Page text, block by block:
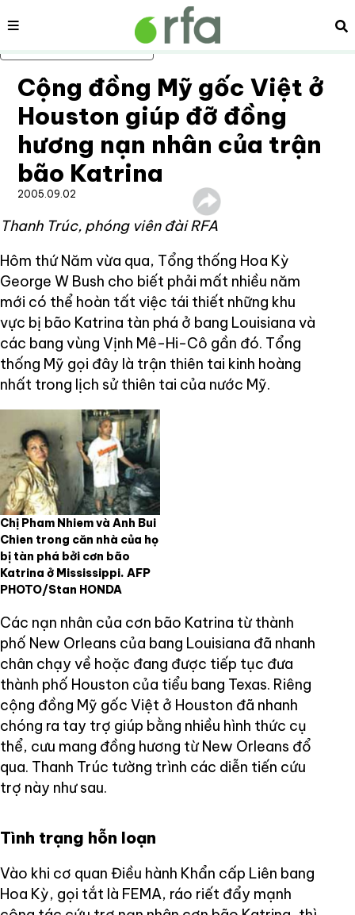
Bỏ qua nội dung chính
Nội dung
Cộng đồng Mỹ gốc Việt ở
Houston giúp đỡ đồng
hương nạn nhân của trận
bão Katrina
2005.09.02
Thanh Trúc, phóng viên đài RFA
Hôm thứ Năm vừa qua, Tổng thống Hoa Kỳ
George W Bush cho biết phải mất nhiều năm
mới có thể hoàn tất việc tái thiết những khu
vực bị bão Katrina tàn phá ở bang Louisiana và
các bang vùng Vịnh Mê-Hi-Cô gần đó. Tổng
thống Mỹ gọi đây là trận thiên tai kinh hoàng
nhất trong lịch sử thiên tai của nước Mỹ.
Chị Pham Nhiem và Anh Bui
Chien trong căn nhà của họ
bị tàn phá bởi cơn bão
Katrina ở Mississippi. AFP
PHOTO/Stan HONDA
Các nạn nhân của cơn bão Katrina từ thành
phố New Orleans của bang Louisiana đã nhanh
chân chạy về hoặc đang được tiếp tục đưa
thành phố Houston của tiểu bang Texas. Riêng
cộng đồng Mỹ gốc Việt ở Houston đã nhanh
chóng ra tay trợ giúp bằng nhiều hình thức cụ
thể, cưu mang đồng hương từ New Orleans đổ
qua. Thanh Trúc tường trình các diễn tiến cứu
trợ này như sau.
Tình trạng hỗn loạn
Vào khi cơ quan Điều hành Khẩn cấp Liên bang
Hoa Kỳ, gọi tắt là FEMA, ráo riết đẩy mạnh